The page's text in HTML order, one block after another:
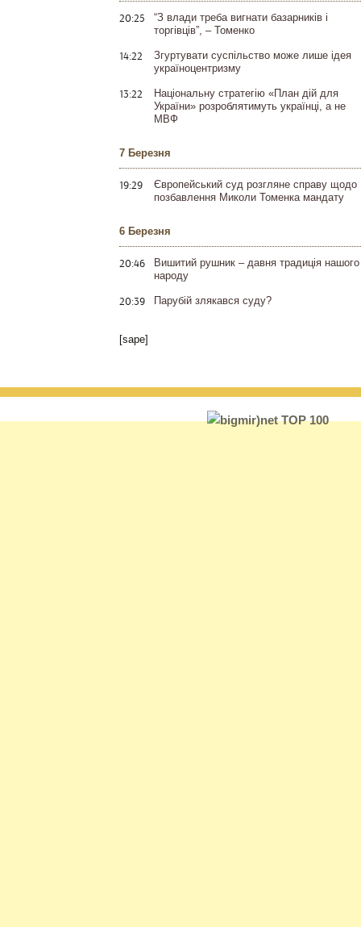
20:25
“З влади треба вигнати базарників і
торгівців”, – Томенко
14:22
Згуртувати суспільство може лише ідея
україноцентризму
13:22
Національну стратегію «План дій для
України» розроблятимуть українці, а не
МВФ
7 Березня
19:29
Європейський суд розгляне справу щодо
позбавлення Миколи Томенка мандату
6 Березня
20:46
Вишитий рушник – давня традиція нашого
народу
20:39 Парубій злякався суду?
[sape]